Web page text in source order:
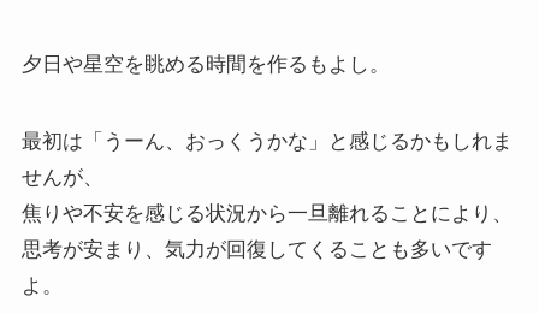
夕日や星空を眺める時間を作るもよし。
最初は「うーん、おっくうかな」と感じるかもしれま
せんが、
焦りや不安を感じる状況から一旦離れることにより、
思考が安まり、気力が回復してくることも多いです
よ。